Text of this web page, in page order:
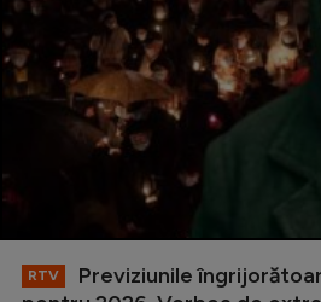
RTV
Previziunile